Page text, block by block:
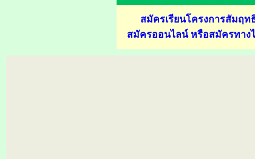
สมัครเรียนโครงการสัมฤท
สมัครออนไลน์ หรือสมัครทาง